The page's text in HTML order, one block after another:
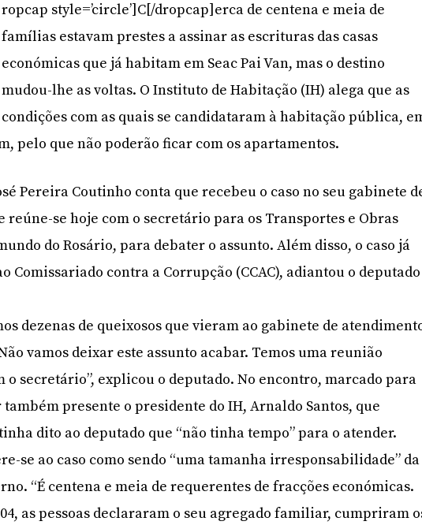
ropcap style=’circle’]C[/dropcap]erca de centena e meia de
famílias estavam prestes a assinar as escrituras das casas
económicas que já habitam em Seac Pai Van, mas o destino
mudou-lhe as voltas. O Instituto de Habitação (IH) alega que as
condições com as quais se candidataram à habitação pública,
pelo que não poderão ficar com os apartamentos.
Pereira Coutinho conta que recebeu o caso no seu gabinete
reúne-se hoje com o secretário para os Transportes e Obras
do Rosário, para debater o assunto. Além disso, o caso já
Comissariado contra a Corrupção (CCAC), adiantou o deputado
dezenas de queixosos que vieram ao gabinete de
vamos deixar este assunto acabar. Temos uma reunião
o secretário”, explicou o deputado. No encontro, marcado para
também presente o presidente do IH, Arnaldo Santos, que
dito ao deputado que “não tinha tempo” para o atender.
se ao caso como sendo “uma tamanha irresponsabilidade” da
“É centena e meia de requerentes de fracções económicas.
as pessoas declararam o seu agregado familiar, cumpriram